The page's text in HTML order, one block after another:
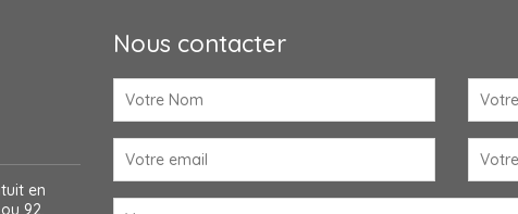
en
ou 92,
Nous contacter